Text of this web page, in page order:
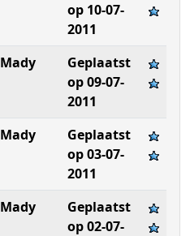
op 10-07-
2011
Mady
Geplaatst
op 09-07-
2011
Mady
Geplaatst
op 03-07-
2011
Mady
Geplaatst
op 02-07-